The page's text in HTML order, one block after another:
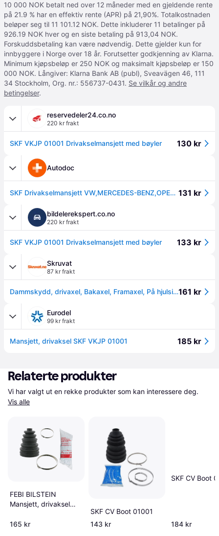
10 000 NOK betalt ned over 12 måneder med en gjeldende rente
på 21.9 % har en effektiv rente (APR) på 21,90%. Totalkostnaden
beløper seg til 11 101.12 NOK. Dette inkluderer 11 betalinger på
926.19 NOK hver og en siste betaling på 913,04 NOK.
Forskuddsbetaling kan være nødvendig. Dette gjelder kun for
innbyggere i Norge over 18 år. Forutsetter godkjenning av Klarna.
Minimum kjøpsbeløp er 250 NOK og maksimalt kjøpsbeløp er 150
000 NOK. Långiver: Klarna Bank AB (publ), Sveavägen 46, 111
34 Stockholm, Org. nr.: 556737-0431. Se vilkår og andre
betingelser.
reservedeler24.co.no
220 kr frakt
SKF VKJP 01001 Drivakselmansjett med bøyler 130 kr
Autodoc
SKF Drivakselmansjett VW,MERCEDES-BENZ,OPEL VKJP 01001 VKJML01001,VKJML01002,VKN400 Belgsett, drivaksel VKN402 131 kr
bildelerekspert.co.no
220 kr frakt
SKF VKJP 01001 Drivakselmansjett med bøyler 133 kr
Skruvat
87 kr frakt
Dammskydd, drivaxel, Bakaxel, Framaxel, På hjulsidan, på växellåd - abarth, acura, alfa romeo, alpina, aston martin, audi, austin, bentley, bmw, chevr161 kr
Eurodel
99 kr frakt
Mansjett, drivaksel SKF VKJP 01001 185 kr
Relaterte produkter
Vis alle
FEBI BILSTEIN
Mansjett, drivaksel
165 kr
SKF CV Boot 01001
143 kr
SKF CV Boot
184 kr